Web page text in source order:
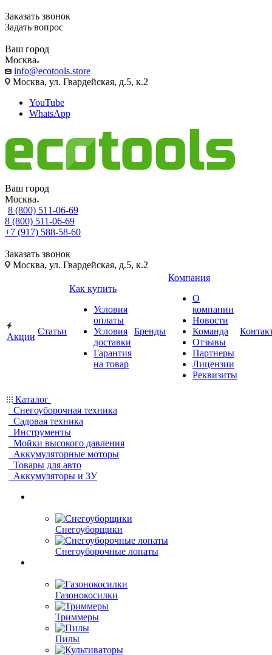
Заказать звонок
Задать вопрос
Ваш город
Москва
info@ecotools.store
Москва, ул. Гвардейская, д.5, к.2
YouTube
WhatsApp
Ваш город
Москва
8 (800) 511-06-69
8 (800) 511-06-69
+7 (917) 588-58-60
Заказать звонок
Москва, ул. Гвардейская, д.5, к.2
Акции
Статьи
Как купить
Условия
оплаты
Условия
доставки
Гарантия
на товар
Бренды
Компания
О
компании
Новости
Команда
Отзывы
Партнеры
Лицензии
Реквизиты
Каталог
Снегоуборочная техника
Садовая техника
Инструменты
Мойки высокого давления
Аккумуляторные моторы
Товары для авто
Аккумуляторы и ЗУ
Снегоуборщики
Снегоуборочные лопаты
Газонокосилки
Триммеры
Пилы